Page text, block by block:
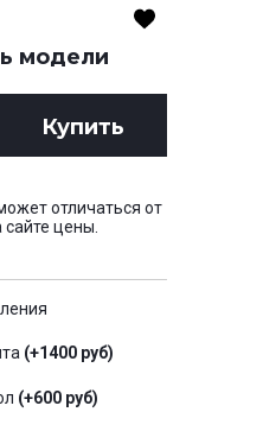
модели
Купить
отличаться от
цены.
(+1400 руб)
(+600 руб)